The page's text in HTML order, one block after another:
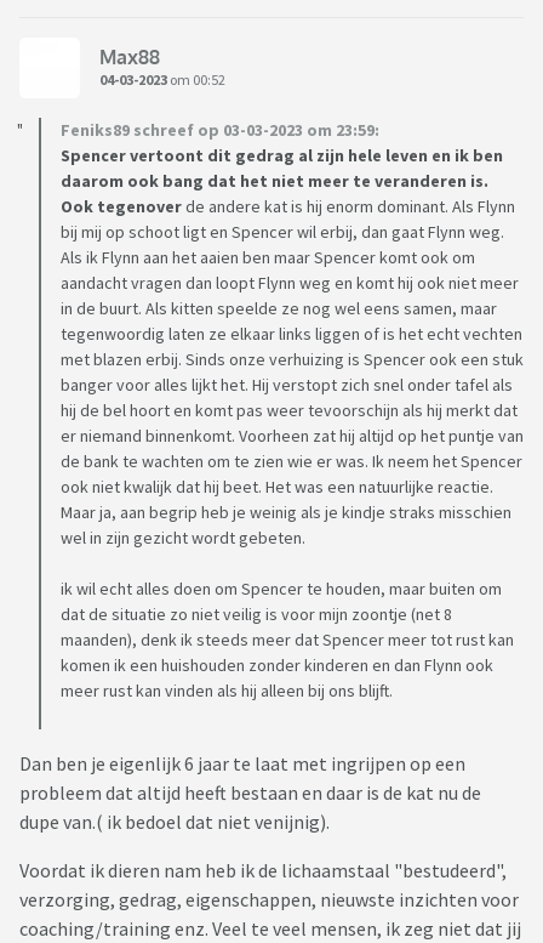
Max88
04-03-2023 om 00:52
Feniks89 schreef op 03-03-2023 om 23:59:
Spencer vertoont dit gedrag al zijn hele leven en ik ben
daarom ook bang dat het niet meer te veranderen is.
Ook tegenoverde andere kat is hij enorm dominant. Als Flynn
bij mij op schoot ligt en Spencer wil erbij, dan gaat Flynn weg.
Als ik Flynn aan het aaien ben maar Spencer komt ook om
aandacht vragen dan loopt Flynn weg en komt hij ook niet meer
in de buurt. Als kitten speelde ze nog wel eens samen, maar
tegenwoordig laten ze elkaar links liggen of is het echt vechten
met blazen erbij. Sinds onze verhuizing is Spencer ook een stuk
banger voor alles lijkt het. Hij verstopt zich snel onder tafel als
hij de bel hoort en komt pas weer tevoorschijn als hij merkt dat
er niemand binnenkomt. Voorheen zat hij altijd op het puntje van
de bank te wachten om te zien wie er was. Ik neem het Spencer
ook niet kwalijk dat hij beet. Het was een natuurlijke reactie.
Maar ja, aan begrip heb je weinig als je kindje straks misschien
wel in zijn gezicht wordt gebeten.
ik wil echt alles doen om Spencer te houden, maar buiten om
dat de situatie zo niet veilig is voor mijn zoontje (net 8
maanden), denk ik steeds meer dat Spencer meer tot rust kan
komen ik een huishouden zonder kinderen en dan Flynn ook
meer rust kan vinden als hij alleen bij ons blijft.
Dan ben je eigenlijk 6 jaar te laat met ingrijpen op een
probleem dat altijd heeft bestaan en daar is de kat nu de
dupe van.( ik bedoel dat niet venijnig).
Voordat ik dieren nam heb ik de lichaamstaal "bestudeerd",
verzorging, gedrag, eigenschappen, nieuwste inzichten voor
coaching/training enz. Veel te veel mensen, ik zeg niet dat jij